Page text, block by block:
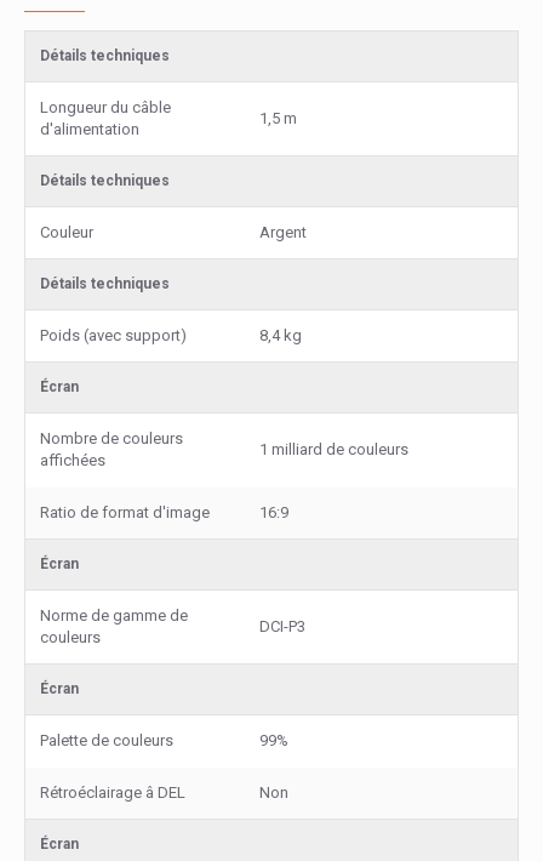
Détails techniques
Longueur du câble
d'alimentation
1,5 m
Détails techniques
Couleur Argent
Détails techniques
Poids (avec support) 8,4 kg
Écran
Nombre de couleurs
affichées
1 milliard de couleurs
Ratio de format d'image 16:9
Écran
Norme de gamme de
couleurs
DCI-P3
Écran
Palette de couleurs 99%
Rétroéclairage â DEL Non
Écran